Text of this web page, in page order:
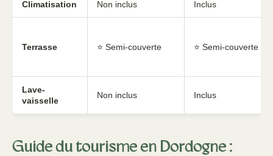
Climatisation Non inclus Inclus
Terrasse ⭐ Semi-couverte ⭐ Semi-couverte
Lave-
vaisselle
Non inclus Inclus
Guide du tourisme en Dordogne :